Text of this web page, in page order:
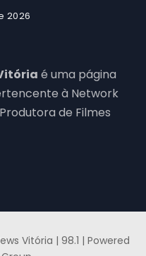
2026
é uma página
à Network
de Filmes
Vitória | 98.1 | Powered